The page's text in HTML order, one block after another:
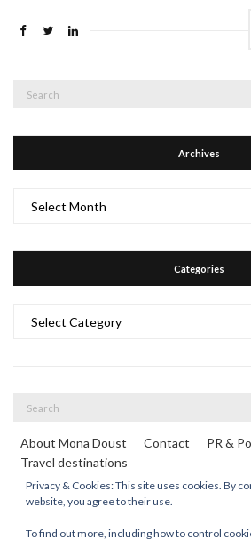
Search
Archives
Categories
Search
About Mona Doust Contact
PR &
Travel destinations
Privacy & Cookies: This site uses cookies. By
website, you agree to their use.
To find out more, including how to control